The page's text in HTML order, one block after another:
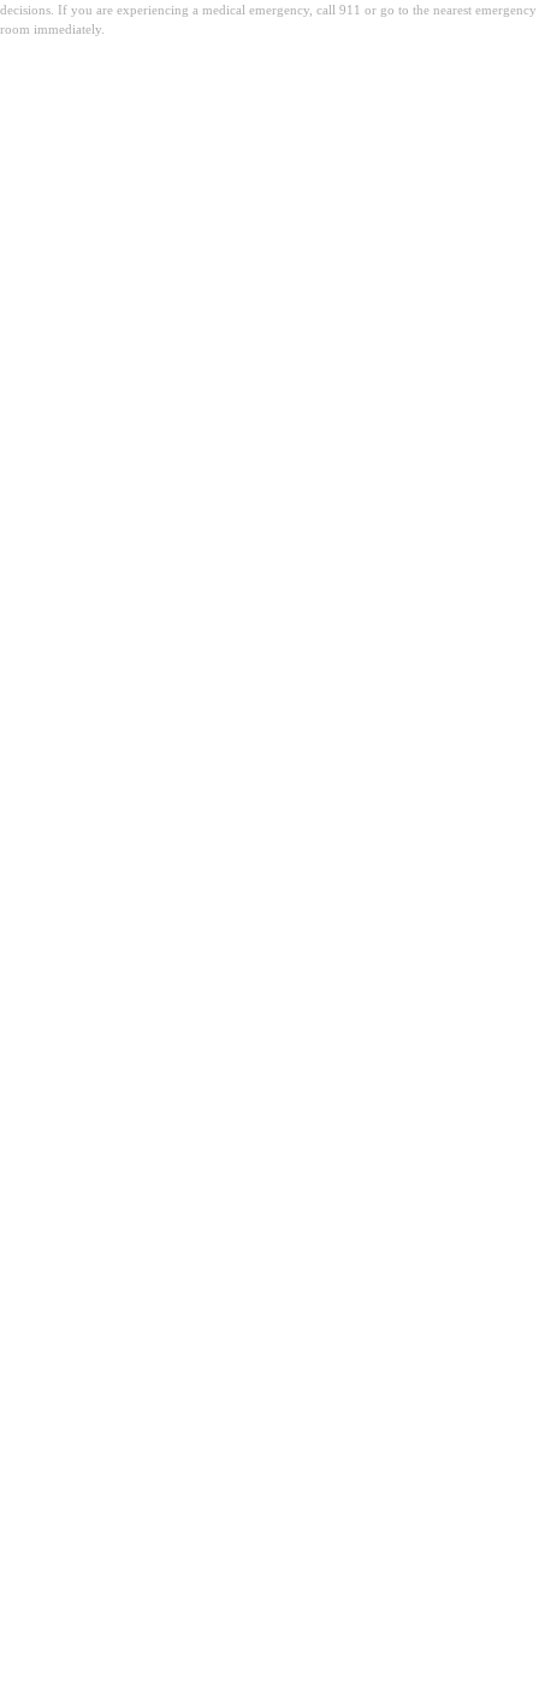
decisions. If you are experiencing a medical emergency, call 911 or go to the nearest emergency
room immediately.